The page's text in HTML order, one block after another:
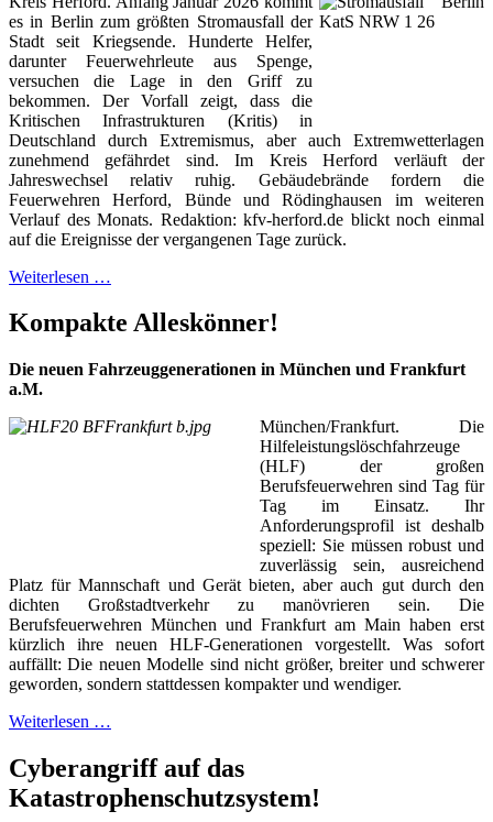
es in Berlin zum größten Stromausfall der
Stadt seit Kriegsende. Hunderte Helfer,
darunter Feuerwehrleute aus Spenge,
versuchen die Lage in den Griff zu
bekommen. Der Vorfall zeigt, dass die
Kritischen Infrastrukturen (Kritis) in
Deutschland durch Extremismus, aber auch Extremwetterlagen
zunehmend gefährdet sind. Im Kreis Herford verläuft der
Jahreswechsel relativ ruhig. Gebäudebrände fordern die
Feuerwehren Herford, Bünde und Rödinghausen im weiteren
Verlauf des Monats. Redaktion: kfv-herford.de blickt noch einmal
auf die Ereignisse der vergangenen Tage zurück.
Weiterlesen …
Kompakte Alleskönner!
Die neuen Fahrzeuggenerationen in München und Frankfurt
a.M.
München/Frankfurt. Die
Hilfeleistungslöschfahrzeuge
(HLF) der großen
Berufsfeuerwehren sind Tag für
Tag im Einsatz. Ihr
Anforderungsprofil ist deshalb
speziell: Sie müssen robust und
zuverlässig sein, ausreichend
Platz für Mannschaft und Gerät bieten, aber auch gut durch den
dichten Großstadtverkehr zu manövrieren sein. Die
Berufsfeuerwehren München und Frankfurt am Main haben erst
kürzlich ihre neuen HLF-Generationen vorgestellt. Was sofort
auffällt: Die neuen Modelle sind nicht größer, breiter und schwerer
geworden, sondern stattdessen kompakter und wendiger.
Weiterlesen …
Cyberangriff auf das
Katastrophenschutzsystem!